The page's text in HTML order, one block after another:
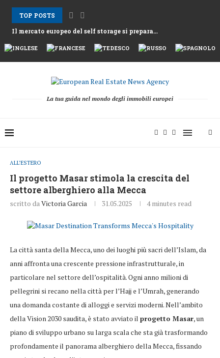
TOP POSTS
Il mercato europeo del self storage si prepara...
Gli affitti ad Atene aumentano mentre la Grecia...
Nemo Garden Una fattoria subacquea che sfida l’agricoltura...
Bruxelles vuole sbloccare 10 mila miliardi di euro...
Greystar Avanza nell’Espansione Strategica del Build to Rent...
Le grandi città prendono di mira le seconde...
Asset alberghieri dopo la stagione 2025 mentre fondi...
Il cambiamento strutturale dietro la ripresa della raccolta...
La tua guida nel mondo degli immobili europei
ALL’ESTERO
Il progetto Masar stimola la crescita del
settore alberghiero alla Mecca
scritto daVictoria Garcia 31.05.2025 4 minutes read
La città santa della Mecca, uno dei luoghi più sacri dell’Islam, da
anni affronta una crescente pressione infrastrutturale, in
particolare nel settore dell’ospitalità. Ogni anno milioni di
pellegrini si recano nella città per l’Hajj e l’Umrah, generando
una domanda costante di alloggi e servizi moderni. Nell’ambito
della Vision 2030 saudita, è stato avviato il progetto Masar, un
piano di sviluppo urbano su larga scala che sta già trasformando
profondamente il panorama alberghiero della Mecca, fissando